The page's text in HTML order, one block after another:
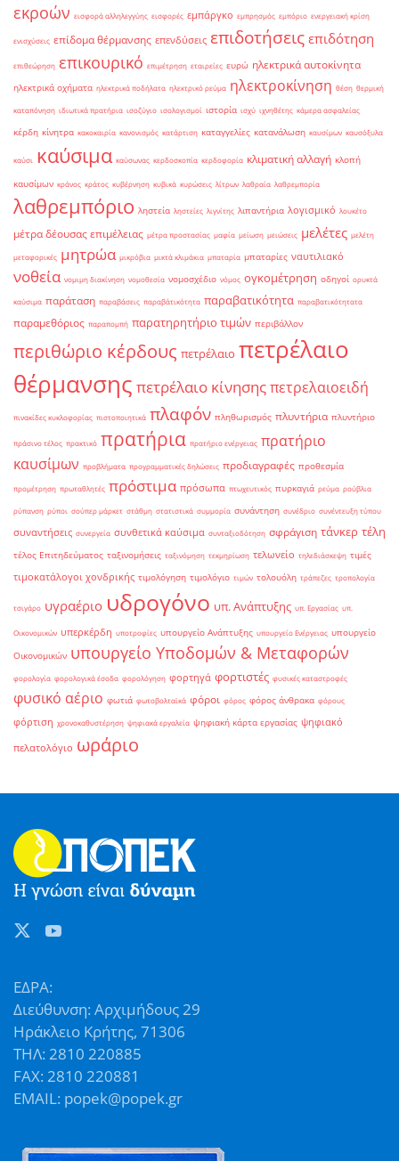
εκροών εισφορά αλληλεγγύης εισφορές εμπάργκο εμπρησμός εμπόριο ενεργειακή κρίση
ενισχύσεις επίδομα θέρμανσης επενδύσεις επιδοτήσεις επιδότηση
επιθεώρηση επικουρικό επιμέτρηση εταιρείες ευρώ ηλεκτρικά αυτοκίνητα
ηλεκτρικά οχήματα ηλεκτρικά ποδήλατα ηλεκτρικό ρεύμα ηλεκτροκίνηση θέση θερμική
καταπόνηση ιδιωτικά πρατήρια ισοζύγιο ισολογισμοί ιστορία ισχύ ιχνηθέτης κάμερα ασφαλείας
κέρδη κίνητρα κακοκαιρία κανονισμός κατάρτιση καταγγελίες κατανάλωση καυσίμων καυσόξυλα
καύσι καύσιμα καύσωνας κερδοσκοπία κερδοφορία κλιματική αλλαγή κλοπή
καυσίμων κράνος κράτος κυβέρνηση κυβικά κυρώσεις λίτρων λαθραία λαθρεμπορία
λαθρεμπόριο ληστεία ληστείες λιγνίτης λιπαντήρια λογισμικό λουκέτο
μέτρα δέουσας επιμέλειας μέτρα προστασίας μαφία μείωση μειώσεις μελέτες μελέτη
μεταφορικές μητρώα μικρόβια μικτά κλιμάκια μπαταρία μπαταρίες ναυτιλιακό
νοθεία νομιμη διακίνηση νομοθεσία νομοσχέδιο νόμος ογκομέτρηση οδηγοί ορυκτά
καύσιμα παράταση παραβάσεις παραβάτικότητα παραβατικότητα παραβατικότητατα
παραμεθόριος παραπομπή παρατηρητήριο τιμών περιβάλλον
περιθώριο κέρδους πετρέλαιο πετρέλαιο
θέρμανσης πετρέλαιο κίνησηςπετρελαιοειδή
πινακίδες κυκλοφορίας πιστοποιητικά πλαφόν πληθωρισμός πλυντήρια πλυντήριο
πράσινο τέλος πρακτικό πρατήρια πρατήριο ενέργειας πρατήριο
καυσίμων προβλήματα προγραμματικές δηλώσεις προδιαγραφές προθεσμία
προμέτρηση πρωταθλητές πρόστιμα πρόσωπα πτωχευτικός πυρκαγιά ρεύμα ρούβλια
ρύπανση ρύποι σούπερ μάρκετ στάθμη στατιστικά συμμορία συνάντηση συνέδριο συνέντευξη τύπου
συναντήσεις συνεργεία συνθετικά καύσιμα συνταξιοδότηση σφράγιση τάνκερ τέλη
τέλος Επιτηδεύματος ταξινομήσεις ταξινόμηση τεκμηρίωση τελωνείο τηλεδιάσκεψη τιμές
τιμοκατάλογοι χονδρικής τιμολόγηση τιμολόγιο τιμών τολουόλη τράπεζες τροπολογία
τσιγάρο υγραέριο υδρογόνο υπ. Ανάπτυξης υπ. Εργασίας υπ.
Οικονομικών υπερκέρδη υποτροφίες υπουργείο Ανάπτυξης υπουργείο Ενέργειας υπουργείο
Οικονομικών υπουργείο Υποδομών & Μεταφορών
φορολογία φορολογικά έσοδα φορολόγηση φορτηγά φορτιστές φυσικές καταστροφές
φυσικό αέριο φωτιά φωτοβολταϊκά φόροι φόρος φόρος άνθρακα φόρους
φόρτιση χρονοκαθυστέρηση ψηφιακά εργαλεία ψηφιακή κάρτα εργασίας ψηφιακό
πελατολόγιο ωράριο
ΕΔΡΑ:
Διεύθυνση: Αρχιμήδους 29
Ηράκλειο Κρήτης, 71306
ΤΗΛ: 2810 220885
FAX: 2810 220881
EMAIL: popek@popek.gr